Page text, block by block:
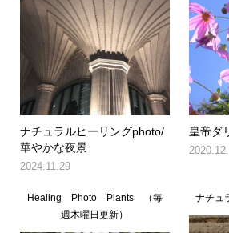
ナチュラルヒーリングphoto/
華やかな夜景
2024.11.29
皇帝ダ
Healing Photo Plants （毎
週木曜日更新）
ナチュ